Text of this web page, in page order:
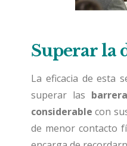
Superar la
La eficacia de esta
superar las
considerable con
de menor contacto